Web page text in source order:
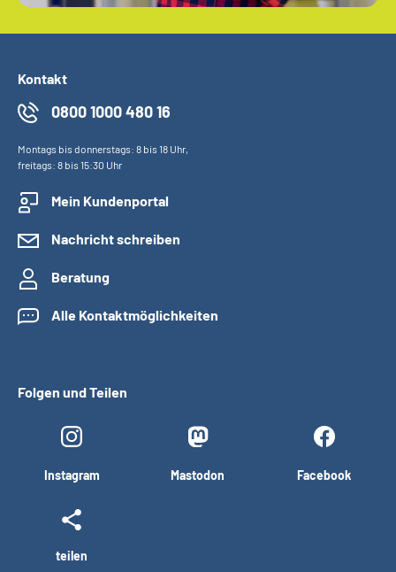
Kontakt
0800 1000 480 16
Montags bis donnerstags: 8 bis 18 Uhr,
freitags: 8 bis 15:30 Uhr
Mein Kundenportal
Nachricht schreiben
Beratung
Alle Kontaktmöglichkeiten
Folgen und Teilen
Instagram Mastodon Facebook
teilen